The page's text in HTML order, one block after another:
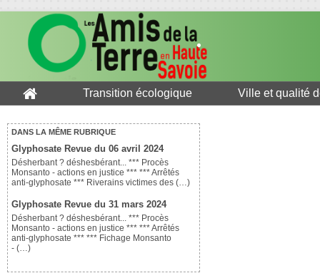
Transition écologique Ville et qualité
DANS LA MÊME RUBRIQUE
Glyphosate Revue du 06 avril 2024
Désherbant ? déshesbérant... *** Procès
Monsanto - actions en justice *** *** Arrêtés
anti-glyphosate *** Riverains victimes des (…)
Glyphosate Revue du 31 mars 2024
Désherbant ? déshesbérant... *** Procès
Monsanto - actions en justice *** *** Arrêtés
anti-glyphosate *** *** Fichage Monsanto
- (…)